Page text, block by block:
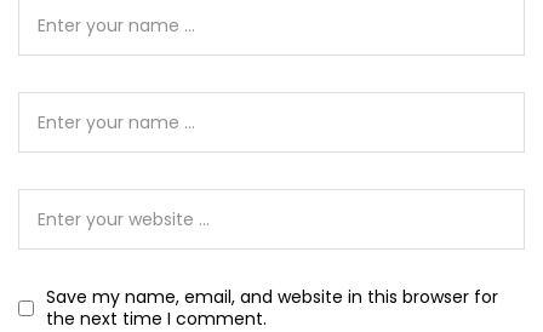
Save my name, email, and website in this browser for
the next time I comment.